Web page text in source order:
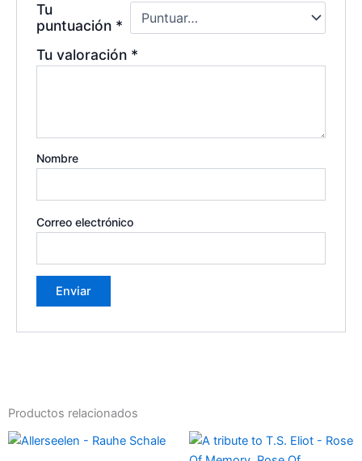
Tu
puntuación *
Tu valoración *
Nombre
Correo electrónico
Productos relacionados